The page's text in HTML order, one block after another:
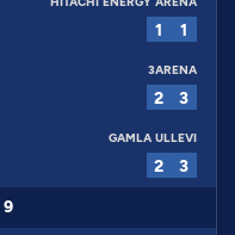
1 1
3ARENA
2 3
GAMLA ULLEVI
2 3
9